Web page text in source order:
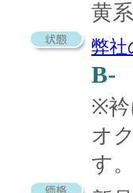
黄系
弊社
B-
※衿
オ
す